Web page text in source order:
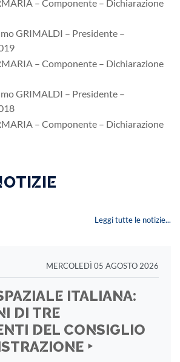
– Componente – Dichiarazione
GRIMALDI – Presidente –
– Componente – Dichiarazione
GRIMALDI – Presidente –
– Componente – Dichiarazione
Leggi tutte le notizie...
MERCOLEDÌ 05 AGOSTO 2026
ITALIANA:
DI TRE
DEL CONSIGLIO
‣